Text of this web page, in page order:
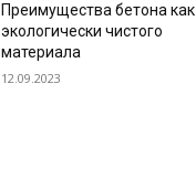
Преимущества бетона как
экологически чистого
материала
12.09.2023